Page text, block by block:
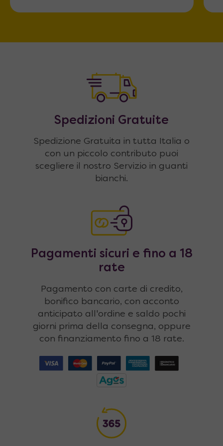
Spedizioni Gratuite
Spedizione Gratuita in tutta Italia o
con un piccolo contributo puoi
scegliere il nostro Servizio in guanti
bianchi.
Pagamenti sicuri e fino a 18
rate
Pagamento con carte di credito,
bonifico bancario, con acconto
anticipato all'ordine e saldo pochi
giorni prima della consegna, oppure
con finanziamento fino a 18 rate.